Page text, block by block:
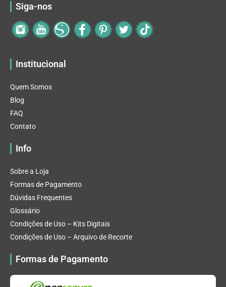
Siga-nos
Institucional
Quem Somos
Blog
FAQ
Contato
Info
Sobre a Loja
Formas de Pagamento
Dúvidas Frequentes
Glossário
Condições de Uso – Kits Digitais
Condições de Uso – Arquivo de Recorte
Formas de Pagamento